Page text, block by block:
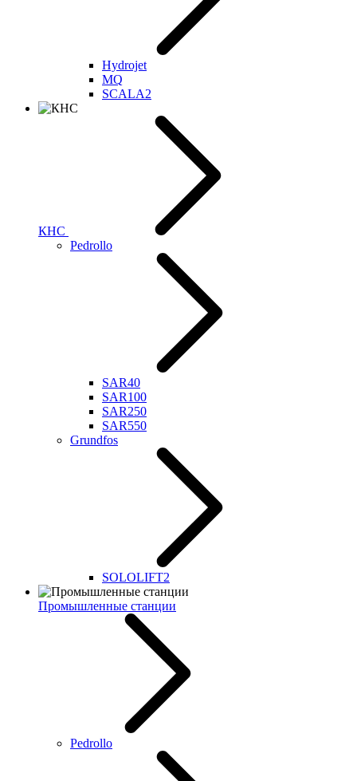
Hydrojet
MQ
SCALA2
КНС
Pedrollo
SAR40
SAR100
SAR250
SAR550
Grundfos
SOLOLIFT2
Промышленные станции
Pedrollo